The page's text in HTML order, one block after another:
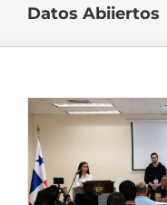
Datos Abiiertos